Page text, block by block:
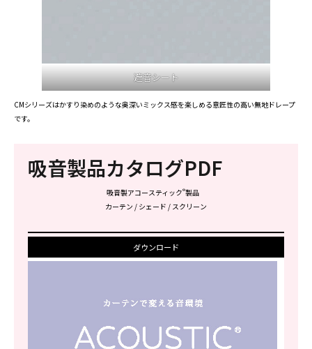
遮音シート
CMシリーズはかすり染めのような奥深いミックス感を楽しめる意匠性の高い無地ドレープ
です。
吸音製品カタログPDF
吸音製アコースティック®製品
カーテン / シェード / スクリーン
ダウンロード